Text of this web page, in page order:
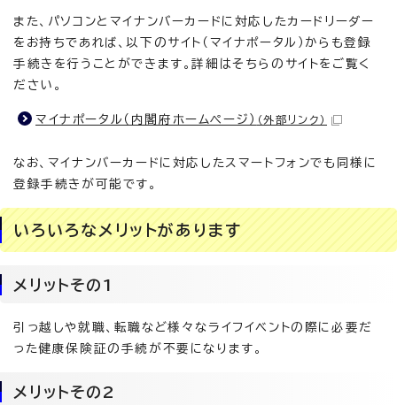
また、パソコンとマイナンバーカードに対応したカードリーダー
をお持ちであれば、以下のサイト（マイナポータル）からも登録
手続きを行うことができます。詳細はそちらのサイトをご覧く
ださい。
マイナポータル（内閣府ホームページ） （外部リンク）
なお、マイナンバーカードに対応したスマートフォンでも同様に
登録手続きが可能です。
いろいろなメリットがあります
メリットその1
引っ越しや就職、転職など様々なライフイベントの際に必要だ
った健康保険証の手続が不要になります。
メリットその2